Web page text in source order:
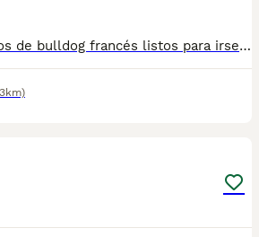
Dos preciosos machos de bulldog francés listos para irse a su nueva casa, excelente morfología y inmejorable carácter, nuestros perros son criados en ambiente familiar y sin jaulas, acostumbrados a niños perros y gatos, se entregan con las vacunas correspondientes, garantía vírica y genética por escrito, somos profesionales con muchos años de experiencia en la raza, hacemos el seguimiento desde el primer contacto con la familia hasta que estén totalmente adaptados, cualquier duda y información por WhatsApp 610489577 Se puede ver sin compromiso